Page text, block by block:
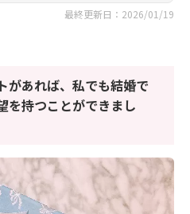
最終更新日：2026/01/19
があれば、私でも結婚で
を持つことができまし